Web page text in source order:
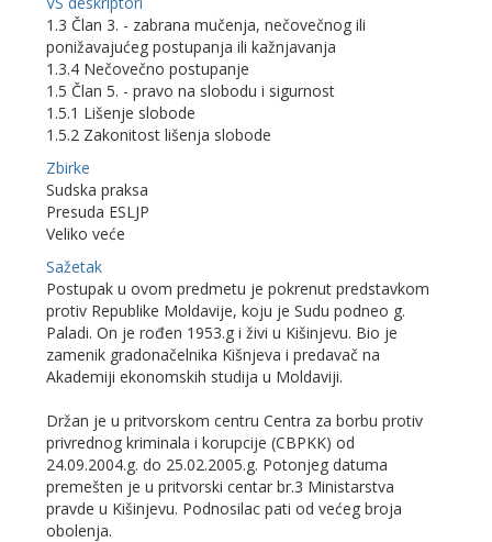
1.3 Član 3. - zabrana mučenja, nečovečnog ili
ponižavajućeg postupanja ili kažnjavanja
1.3.4 Nečovečno postupanje
1.5 Član 5. - pravo na slobodu i sigurnost
1.5.1 Lišenje slobode
1.5.2 Zakonitost lišenja slobode
Zbirke
Sudska praksa
Presuda ESLJP
Veliko veće
Sažetak
Postupak u ovom predmetu je pokrenut predstavkom
protiv Republike Moldavije, koju je Sudu podneo g.
Paladi. On je rođen 1953.g i živi u Kišinjevu. Bio je
zamenik gradonačelnika Kišnjeva i predavač na
Akademiji ekonomskih studija u Moldaviji.
Držan je u pritvorskom centru Centra za borbu protiv
privrednog kriminala i korupcije (CBPKK) od
24.09.2004.g. do 25.02.2005.g. Potonjeg datuma
premešten je u pritvorski centar br.3 Ministarstva
pravde u Kišinjevu. Podnosilac pati od većeg broja
obolenja.